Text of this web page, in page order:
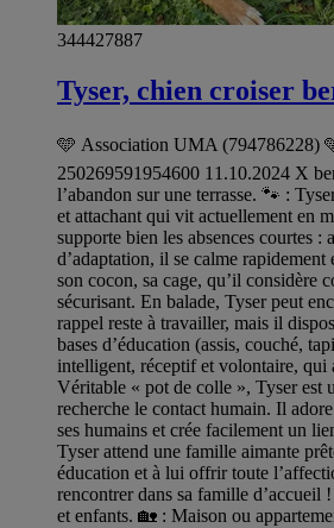
344427887
Tyser, chien croiser
🩵 Association UMA (794786228)
250269591954600 11.10.2024 X
l’abandon sur une terrasse. 🐾 :
et attachant qui vit actuellement en
supporte bien les absences courtes :
d’adaptation, il se calme
son cocon, sa cage, qu’il considère
sécurisant. En balade, Tyser peut
rappel reste à travailler, mais il
bases d’éducation (assis, couché,
intelligent, réceptif et volontaire, qui
Véritable « pot de colle », Tyser est
recherche le contact humain. Il
ses humains et crée facilement un
Tyser attend une famille aimante
éducation et à lui offrir toute
rencontrer dans sa famille d’accueil
et enfants. 🏡 : Maison ou